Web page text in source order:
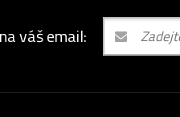
váš email: